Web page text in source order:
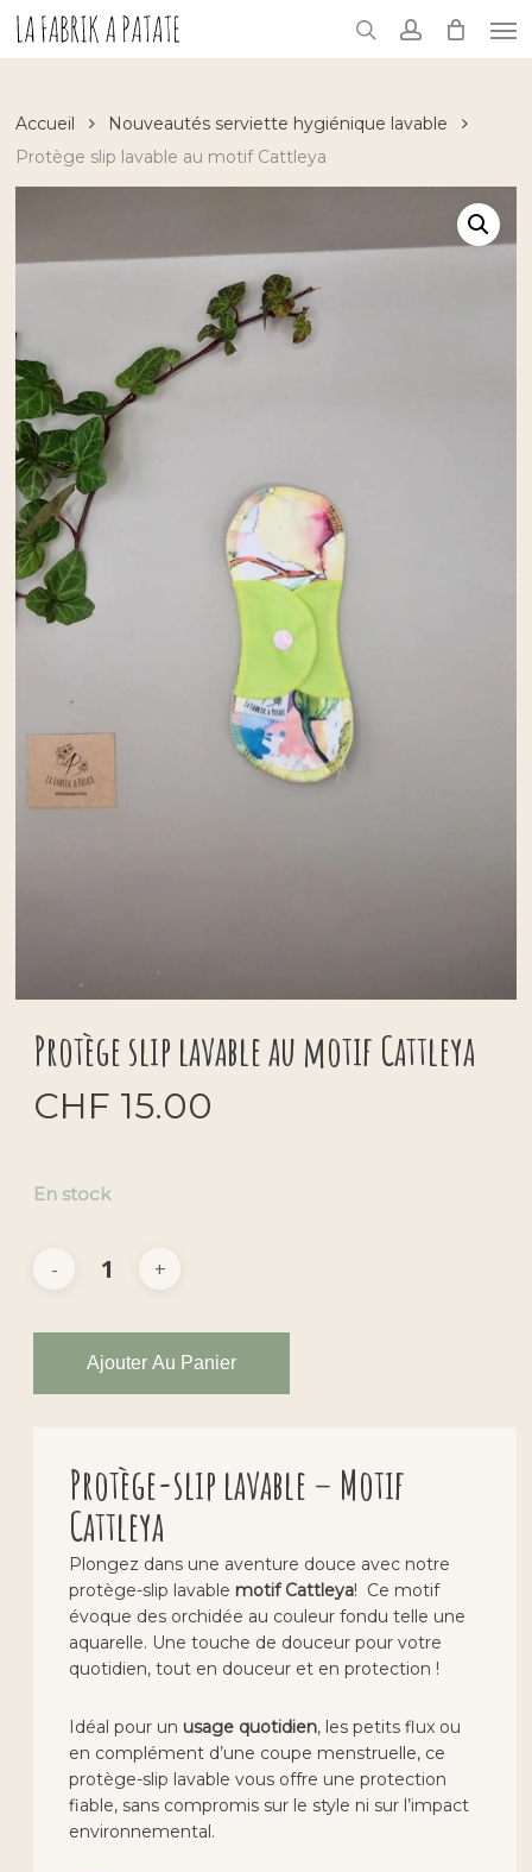
Skip
main
searchaccount
Accueil
Nouveautés serviette hygiénique lavable
Protège slip lavable au motif Cattleya
Protège slip lavable au motif Cattleya
CHF 15.00
En stock
Ajouter Au Panier
Protège-slip lavable – Motif
Cattleya
Plongez dans une aventure douce avec notre
protège-slip lavable motif Cattleya! Ce motif
évoque des orchidée au couleur fondu telle une
aquarelle. Une touche de douceur pour votre
quotidien, tout en douceur et en protection !
Idéal pour un usage quotidien, les petits flux ou
en complément d’une coupe menstruelle, ce
protège-slip lavable vous offre une protection
fiable, sans compromis sur le style ni sur l’impact
environnemental.